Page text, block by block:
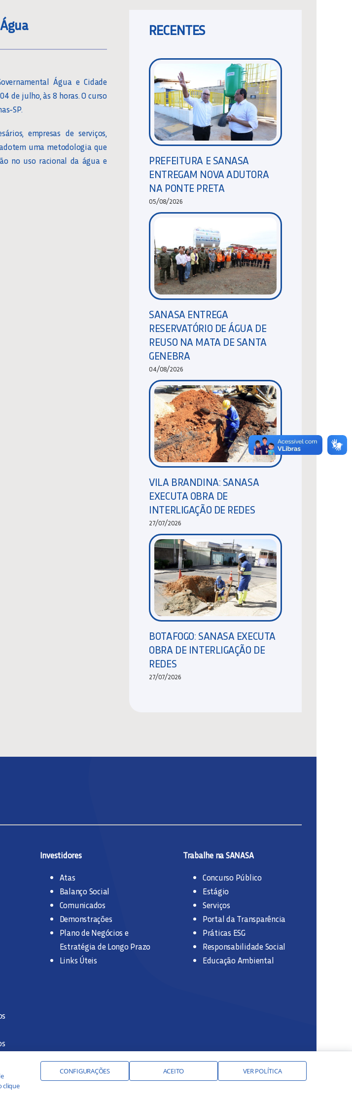
Água e Cidade
de julho, às 8 horas. O curso
SP.
empresas de serviços,
uma metodologia que
no uso racional da água e
RECENTES
PREFEITURA E SANASA
ENTREGAM NOVA ADUTORA
NA PONTE PRETA
05/08/2026
SANASA ENTREGA
RESERVATÓRIO DE ÁGUA DE
REUSO NA MATA DE SANTA
GENEBRA
04/08/2026
VILA BRANDINA: SANASA
EXECUTA OBRA DE
INTERLIGAÇÃO DE REDES
27/07/2026
BOTAFOGO: SANASA EXECUTA
OBRA DE INTERLIGAÇÃO DE
REDES
27/07/2026
Investidores
Atas
Balanço Social
Comunicados
Demonstrações
Plano de Negócios e
Estratégia de Longo Prazo
Links Úteis
Trabalhe na SANASA
Concurso Público
Estágio
Serviços
Portal da Transparência
Práticas ESG
Responsabilidade Social
Educação Ambiental
clique
CONFIGURAÇÕES ACEITO VER POLÍTICA